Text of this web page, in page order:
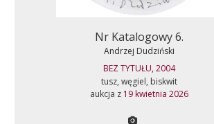
Nr Katalogowy 6.
Andrzej Dudziński
BEZ TYTUŁU, 2004
tusz, węgiel, biskwit
aukcja z 19 kwietnia 2026